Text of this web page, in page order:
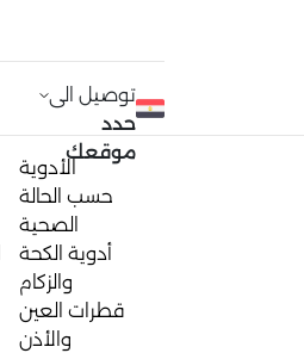
توصيل الى
حدد
موقعك
الأدوية
حسب الحالة
الصحية
أدوية الكحة
والزكام
قطرات العين
والأذن